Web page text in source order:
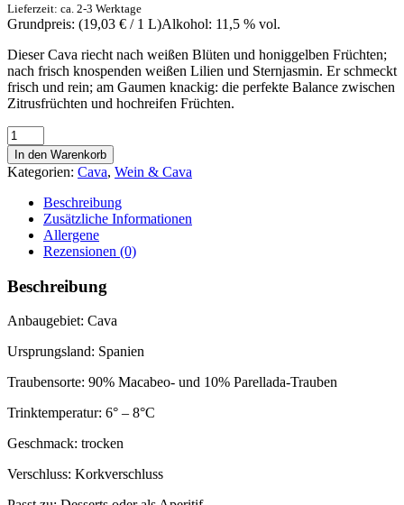
Lieferzeit: ca. 2-3 Werktage
Grundpreis: (19,03 € / 1 L)Alkohol: 11,5 % vol.
Dieser Cava riecht nach weißen Blüten und honiggelben Früchten;
nach frisch knospenden weißen Lilien und Sternjasmin. Er schmeckt
frisch und rein; am Gaumen knackig: die perfekte Balance zwischen
Zitrusfrüchten und hochreifen Früchten.
Cava
Finca
la
Pintada
Brut
Sekt
0,75l
Menge
In den Warenkorb
Kategorien: Cava, Wein & Cava
Beschreibung
Zusätzliche Informationen
Allergene
Rezensionen (0)
Beschreibung
Anbaugebiet: Cava
Ursprungsland: Spanien
Traubensorte: 90% Macabeo- und 10% Parellada-Trauben
Trinktemperatur: 6° – 8°C
Geschmack: trocken
Verschluss: Korkverschluss